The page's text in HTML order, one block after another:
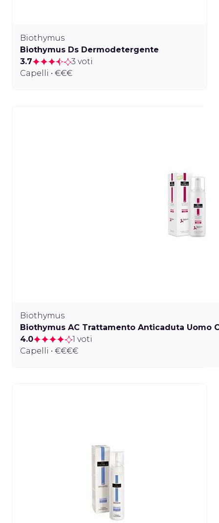
Biothymus
Biothymus Ds Dermodetergente
3.7
3 voti
Capelli • €€€
Biothymus
Biothymus AC Trattamento Anticaduta Uomo
4.0
1 voti
Capelli • €€€€